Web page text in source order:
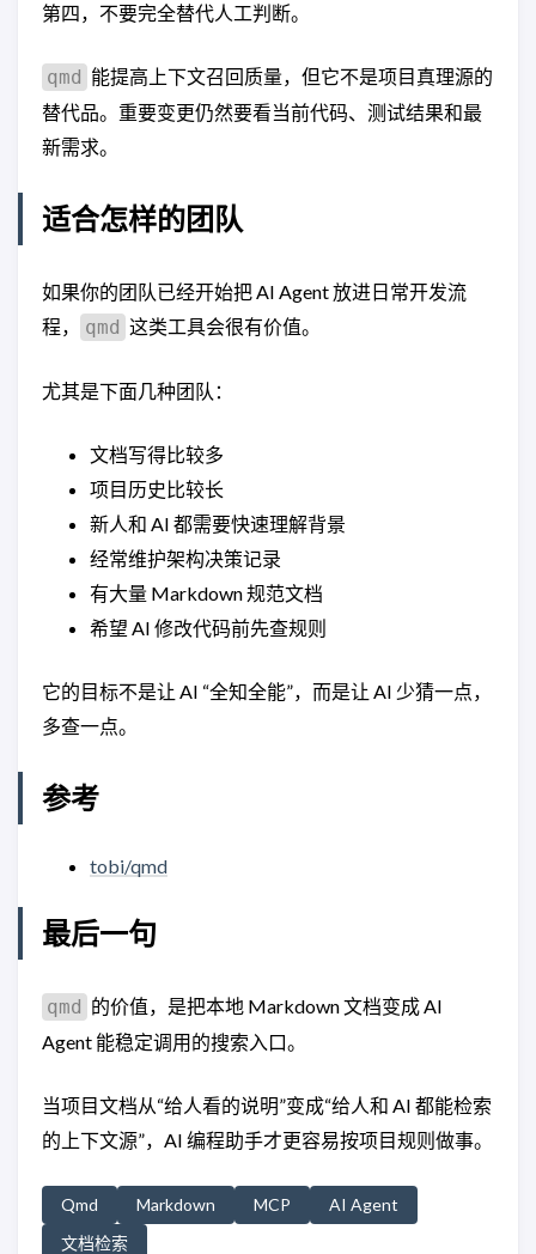
第四，不要完全替代人工判断。
qmd 能提高上下文召回质量，但它不是项目真理源的
替代品。重要变更仍然要看当前代码、测试结果和最
新需求。
适合怎样的团队
如果你的团队已经开始把 AI Agent 放进日常开发流
程，
qmd 这类工具会很有价值。
尤其是下面几种团队：
文档写得比较多
项目历史比较长
新人和 AI 都需要快速理解背景
经常维护架构决策记录
有大量 Markdown 规范文档
希望 AI 修改代码前先查规则
它的目标不是让 AI “全知全能”，而是让 AI 少猜一点，
多查一点。
参考
tobi/qmd
最后一句
qmd 的价值，是把本地 Markdown 文档变成 AI
Agent 能稳定调用的搜索入口。
当项目文档从“给人看的说明”变成“给人和 AI 都能检索
的上下文源”，AI 编程助手才更容易按项目规则做事。
Qmd Markdown MCP
AI Agent
文档检索